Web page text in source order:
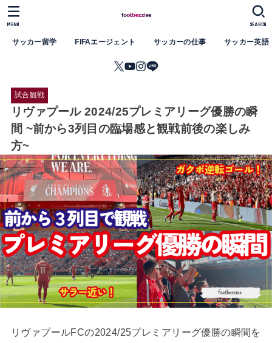
サッカー留学 FIFAエージェント サッカーの仕事 サッカー英語
SEARCH
MENU
試合観戦
リヴァプール 2024/25プレミアリーグ優勝の瞬
間 ~前から3列目の臨場感と観戦前後の楽しみ
方~
リヴァプールFCの2024/25プレミアリーグ優勝の瞬間を